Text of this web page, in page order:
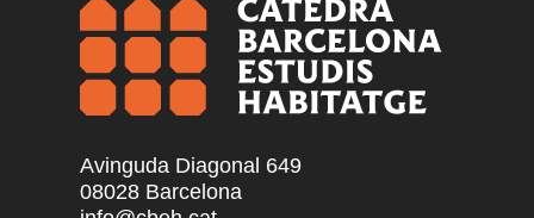
Avinguda Diagonal 649
08028 Barcelona